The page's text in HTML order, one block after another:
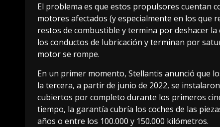
El problema es que estos propulsores cuentan
motores afectados (y especialmente en los que
restos de combustible y termina por deshacer
los conductos de lubricación y terminan por
motor se rompe.
En un primer momento, Stellantis anunció que
la tercera, a partir de junio de 2022, se
cubiertos por completo durante los primeros
tiempo, la garantía cubría los coches de las
años o entre los 100.000 y 150.000 kilómetros.